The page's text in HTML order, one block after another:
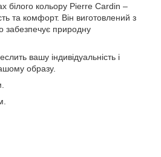
білого кольору Pierre Cardin –
та комфорт. Він виготовлений з
забезпечує природну
вашу індивідуальність і
образу.